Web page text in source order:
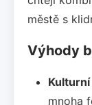
městě s
Výhody
mnoha